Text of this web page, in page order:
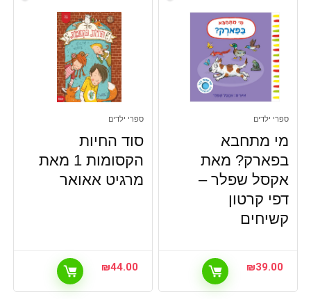
ספרי ילדים
מי מתחבא
בפארק? מאת
אקסל שפלר –
דפי קרטון
קשיחים
₪39.00
ספרי ילדים
סוד החיות
הקסומות 1 מאת
מרגיט אאואר
₪44.00